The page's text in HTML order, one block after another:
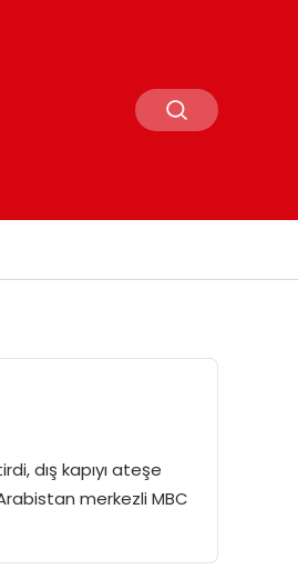
dış kapıyı ateşe
merkezli MBC